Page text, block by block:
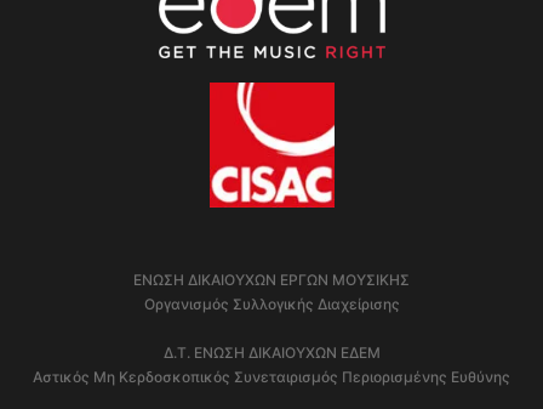
ΕΝΩΣΗ ΔΙΚΑΙΟΥΧΩΝ ΕΡΓΩΝ ΜΟΥΣΙΚΗΣ
Οργανισμός Συλλογικής Διαχείρισης
Δ.Τ. ΕΝΩΣΗ ΔΙΚΑΙΟΥΧΩΝ ΕΔΕΜ
Αστικός Μη Κερδοσκοπικός Συνεταιρισμός Περιορισμένης Ευθύνης